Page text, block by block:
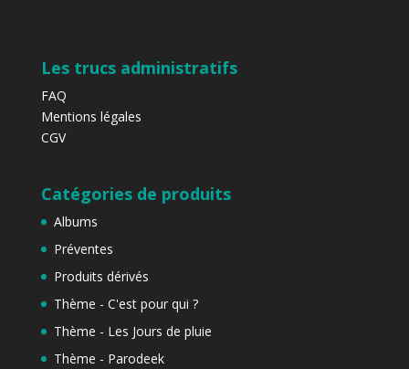
Les trucs administratifs
FAQ
Mentions légales
CGV
Catégories de produits
Albums
Préventes
Produits dérivés
Thème - C'est pour qui ?
Thème - Les Jours de pluie
Thème - Parodeek